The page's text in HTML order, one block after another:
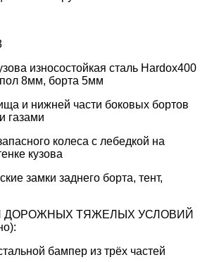
износостойкая сталь Hardox400
8мм, борта 5мм
и нижней части боковых бортов
газами
колеса с лебедкой на
кузова
замки заднего борта, тент,
ДОРОЖНЫХ ТЯЖЕЛЫХ УСЛОВИЙ
бампер из трёх частей